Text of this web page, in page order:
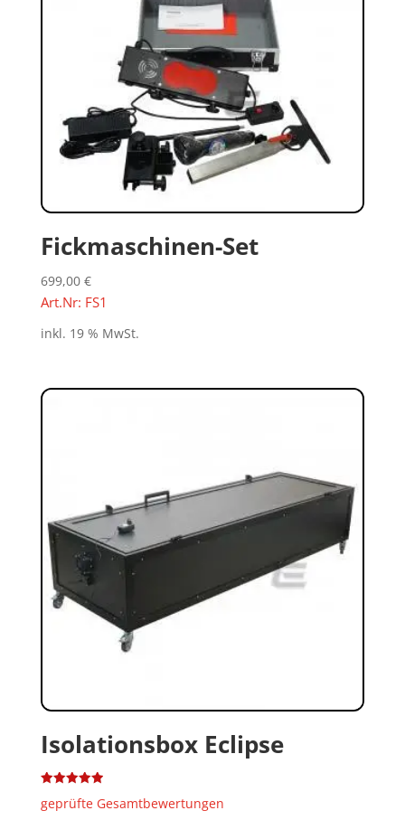
Fickmaschinen-Set
699,00 €
Art.Nr: FS1
inkl. 19 % MwSt.
Isolationsbox Eclipse
mit
geprüfte Gesamtbewertungen